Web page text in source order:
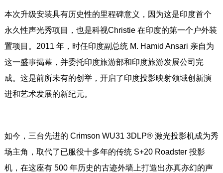
本次升级安装具有历史性的里程碑意义，因为这是印度首个
永久性声光秀项目，也是科视Christie 在印度的第一个户外装
置项目。2011 年，时任印度副总统 M. Hamid Ansari 亲自为
这一盛事揭幕，并委托印度旅游部和印度旅游发展公司完
成。这是前所未有的创举，开启了印度投影映射领域创新演
进和艺术发展的新纪元。
如今，三台先进的 Crimson WU31 3DLP® 激光投影机成为秀
场主角，取代了已服役十多年的传统 S+20 Roadster 投影
机，在这座有 500 年历史的古迹外墙上打造出亦真亦幻的声